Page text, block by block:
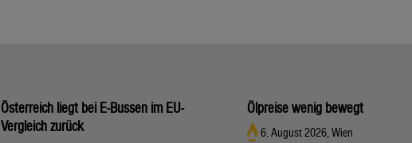
Österreich liegt bei E-Bussen im EU-
Vergleich zurück
Ölpreise wenig bewegt
6. August 2026, Wien